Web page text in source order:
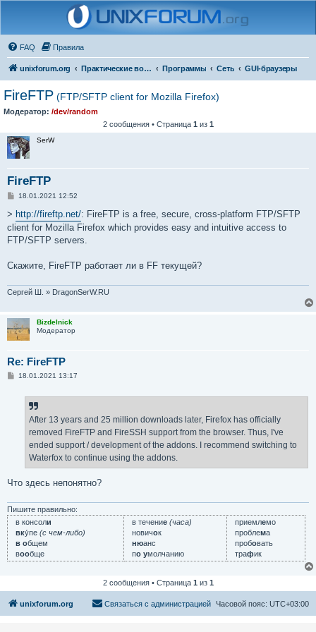
FAQ Правила
unixforum.org Практические вопросы Программы Сеть GUI-браузеры
FireFTP (FTP/SFTP client for Mozilla Firefox)
Модератор: /dev/random
2 сообщения • Страница 1 из 1
SerW
FireFTP
С
о
б
щ
е
е
18.01.2021 12:52
> http://fireftp.net/: FireFTP is a free, secure, cross-platform FTP/SFTP
client for Mozilla Firefox which provides easy and intuitive access to
FTP/SFTP servers.
Скажите, FireFTP работает ли в FF текущей?
Сергей Ш. » DragonSerW.RU
Bizdelnick
Модератор
Re: FireFTP
С18.01.2021 13:17
After 13 years and 25 million downloads later, Firefox has officially
removed FireFTP and FireSSH support from the browser. Thus, I've
ended support / development of the addons. I recommend switching to
Waterfox to continue using the addons.
Что здесь непонятно?
Пишите правильно:
в консоли
вку́пе (с чем-либо)
в общем
вообще
в течение (часа)
новичок
нюанс
по умолчанию
приемлемо
проблема
пробовать
трафик
2 сообщения • Страница 1 из 1
unixforum.org Часовой пояс: UTC+03:00
Связаться с администрацией